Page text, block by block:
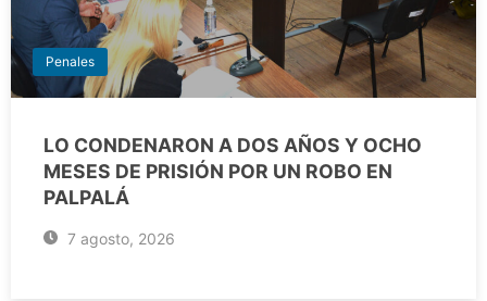
Penales
LO CONDENARON A DOS AÑOS Y OCHO
MESES DE PRISIÓN POR UN ROBO EN
PALPALÁ
7 agosto, 2026